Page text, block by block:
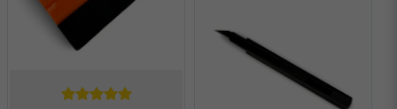
Martin
för 2 månader sedan